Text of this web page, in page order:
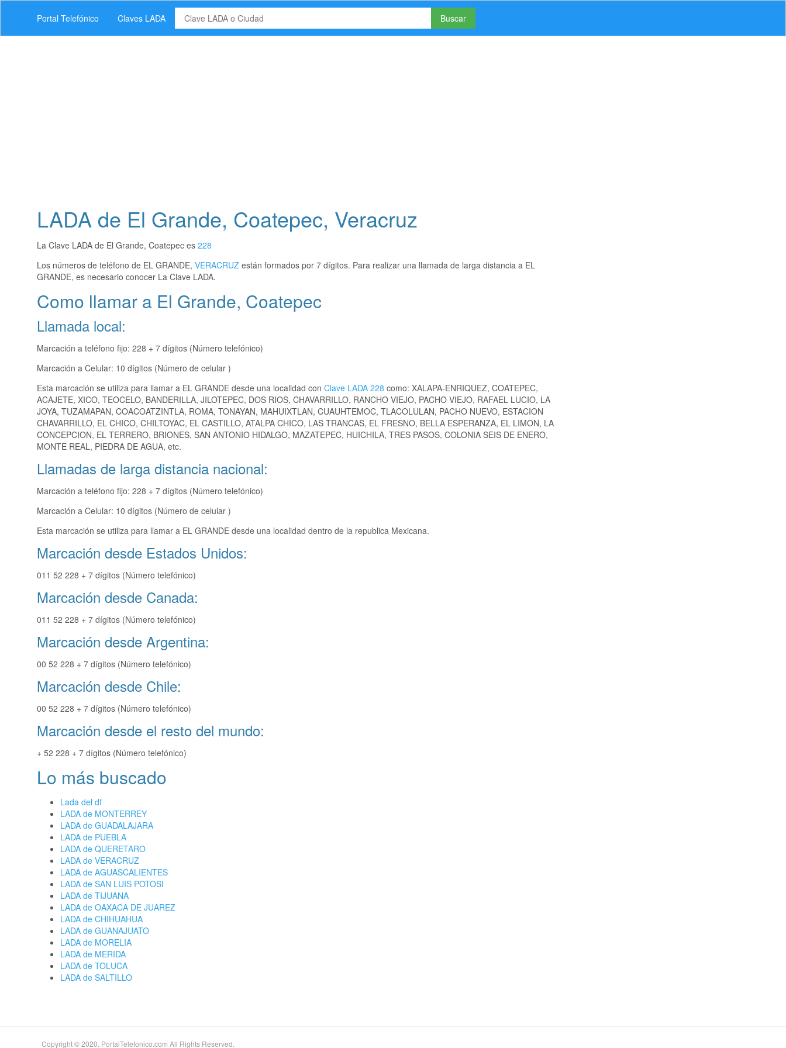
Portal Telefónico Claves LADA Buscar
LADA de El Grande, Coatepec, Veracruz
La Clave LADA de El Grande, Coatepec es 228
Los números de teléfono de EL GRANDE, VERACRUZ están formados por 7 dígitos. Para realizar una llamada de larga distancia a EL
GRANDE, es necesario conocer La Clave LADA.
Como llamar a El Grande, Coatepec
Llamada local:
Marcación a teléfono fijo: 228 + 7 dígitos (Número telefónico)
Marcación a Celular: 10 dígitos (Número de celular )
Esta marcación se utiliza para llamar a EL GRANDE desde una localidad con Clave LADA 228 como: XALAPA-ENRIQUEZ, COATEPEC,
ACAJETE, XICO, TEOCELO, BANDERILLA, JILOTEPEC, DOS RIOS, CHAVARRILLO, RANCHO VIEJO, PACHO VIEJO, RAFAEL LUCIO, LA
JOYA, TUZAMAPAN, COACOATZINTLA, ROMA, TONAYAN, MAHUIXTLAN, CUAUHTEMOC, TLACOLULAN, PACHO NUEVO, ESTACION
CHAVARRILLO, EL CHICO, CHILTOYAC, EL CASTILLO, ATALPA CHICO, LAS TRANCAS, EL FRESNO, BELLA ESPERANZA, EL LIMON, LA
CONCEPCION, EL TERRERO, BRIONES, SAN ANTONIO HIDALGO, MAZATEPEC, HUICHILA, TRES PASOS, COLONIA SEIS DE ENERO,
MONTE REAL, PIEDRA DE AGUA, etc.
Llamadas de larga distancia nacional:
Marcación a teléfono fijo: 228 + 7 dígitos (Número telefónico)
Marcación a Celular: 10 dígitos (Número de celular )
Esta marcación se utiliza para llamar a EL GRANDE desde una localidad dentro de la republica Mexicana.
Marcación desde Estados Unidos:
011 52 228 + 7 dígitos (Número telefónico)
Marcación desde Canada:
011 52 228 + 7 dígitos (Número telefónico)
Marcación desde Argentina:
00 52 228 + 7 dígitos (Número telefónico)
Marcación desde Chile:
00 52 228 + 7 dígitos (Número telefónico)
Marcación desde el resto del mundo:
+ 52 228 + 7 dígitos (Número telefónico)
Lo más buscado
Lada del df
LADA de MONTERREY
LADA de GUADALAJARA
LADA de PUEBLA
LADA de QUERETARO
LADA de VERACRUZ
LADA de AGUASCALIENTES
LADA de SAN LUIS POTOSI
LADA de TIJUANA
LADA de OAXACA DE JUAREZ
LADA de CHIHUAHUA
LADA de GUANAJUATO
LADA de MORELIA
LADA de MERIDA
LADA de TOLUCA
LADA de SALTILLO
Copyright © 2020. PortalTelefonico.com All Rights Reserved.